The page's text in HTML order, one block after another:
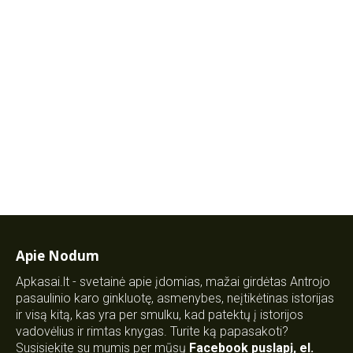
Apie Nodum
Apkasai.lt - svetainė apie įdomias, mažai girdėtas Antrojo
pasaulinio karo ginkluotę, asmenybes, neįtikėtinas istorijas
ir visą kitą, kas yra per smulku, kad patektų į istorijos
vadovėlius ir rimtas knygas. Turite ką papasakoti?
Susisiekite su mumis per mūsų Facebook puslapį, el.